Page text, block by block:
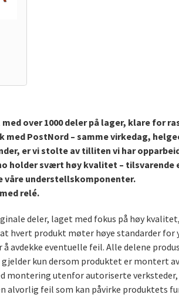
over 1000 deler på lager, klare for
med PostNord – samme virkedag,
er vi stolte av tilliten vi har
holder svært høy kvalitet – tilsvarende
våre understellskomponenter.
relé.
deler, laget med fokus på høy
hvert produkt møter høye standarder
avdekke eventuelle feil. Alle delene
kun dersom produktet er
montering utenfor autoriserte
alvorlig feil som kan påvirke produktets